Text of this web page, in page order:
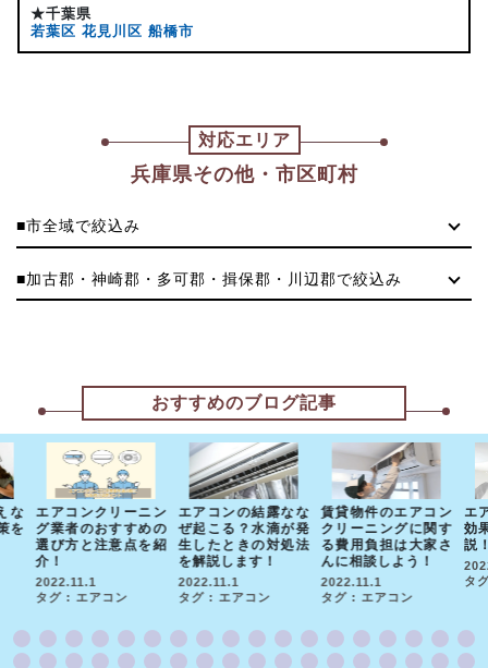
★千葉県
若葉区 花見川区 船橋市
対応エリア
兵庫県その他・市区町村
■市全域で絞込み
■加古郡・神崎郡・多可郡・揖保郡・川辺郡で絞込み
おすすめのブログ記事
な
を
エアコンクリーニン
グ業者のおすすめの
選び方と注意点を紹
介！
2022.11.1
タグ : エアコン
エアコンの結露なな
ぜ起こる？水滴が発
生したときの対処法
を解説します！
2022.11.1
タグ : エアコン
賃貸物件のエアコン
クリーニングに関す
る費用負担は大家さ
んに相談しよう！
2022.11.1
タグ : エアコン
エ
効
説
タ